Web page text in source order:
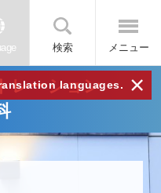
検索 メニュー
languages. ×
レーション